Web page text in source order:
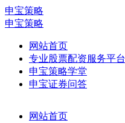
申宝策略
申宝策略
网站首页
专业股票配资服务平台
申宝策略学堂
申宝证券问答
网站首页